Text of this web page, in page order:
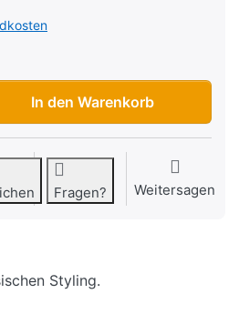
Vespa 50-125 Primavera VLB1T/
In den Warenkorb
Fragen? Weitersagen
Styling.